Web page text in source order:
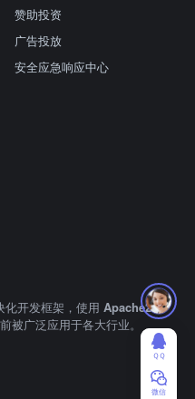
赞助投资
广告投放
安全应急响应中心
化开发框架，使用 Apache2.0
被广泛应用于各大行业。
ＱＱ
微信